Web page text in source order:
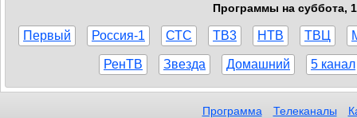
Программы на суббота,
Первый Россия-1 СТС ТВ3 НТВ ТВЦ
РенТВ Звезда Домашний 5 канал
Программа Телеканалы